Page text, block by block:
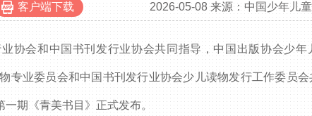
客户端下载 2026-05-08 来源：中国少年儿
协会和中国书刊发行业协会共同指导，中国出版协会少年
专业委员会和中国书刊发行业协会少儿读物发行工作委员
期《青美书目》正式发布。